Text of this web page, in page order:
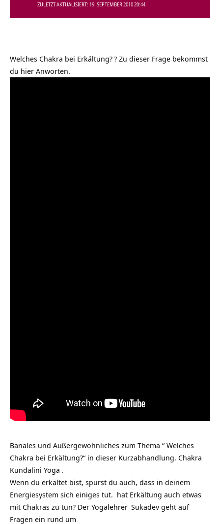
ZULETZT AKTUALISIERT: 19. SEPTEMBER 2010 20:44
Welches Chakra bei Erkältung?? Zu dieser Frage bekommst
du hier Anworten.
Banales und Außergewöhnliches zum Thema “ Welches
Chakra bei Erkältung?“ in dieser Kurzabhandlung. Chakra
Kundalini Yoga .
Wenn du erkältet bist, spürst du auch, dass in deinem
Energiesystem sich einiges tut. hat Erkältung auch etwas
mit Chakras zu tun? Der Yogalehrer Sukadev geht auf
Fragen ein rund um